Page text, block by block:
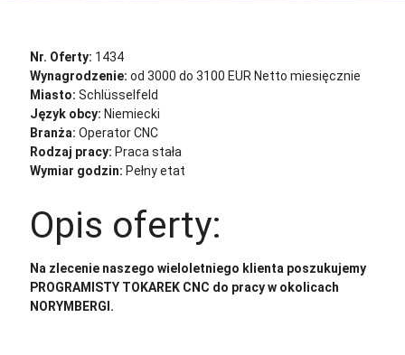
Nr. Oferty: 1434
Wynagrodzenie: od 3000 do 3100 EUR Netto miesięcznie
Miasto: Schlüsselfeld
Język obcy: Niemiecki
Branża: Operator CNC
Rodzaj pracy: Praca stała
Wymiar godzin: Pełny etat
Opis oferty:
Na zlecenie naszego wieloletniego klienta poszukujemy
PROGRAMISTY TOKAREK CNC do pracy w okolicach
NORYMBERGI.